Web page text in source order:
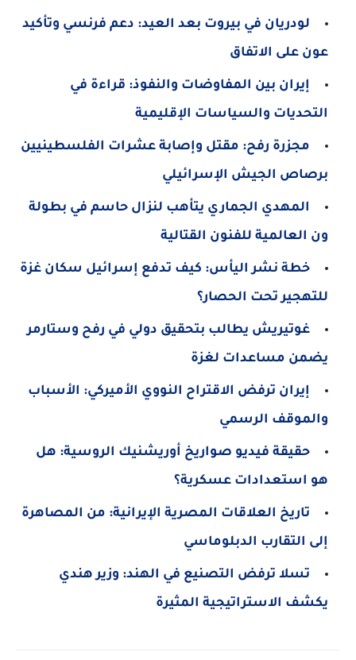
لودريان في بيروت بعد العيد: دعم فرنسي وتأكيد
عون على الاتفاق
إيران بين المفاوضات والنفوذ: قراءة في
التحديات والسياسات الإقليمية
مجزرة رفح: مقتل وإصابة عشرات الفلسطينيين
برصاص الجيش الإسرائيلي
المهدي الجماري يتأهب لنزال حاسم في بطولة
ون العالمية للفنون القتالية
خطة نشر اليأس: كيف تدفع إسرائيل سكان غزة
للتهجير تحت الحصار؟
غوتيريش يطالب بتحقيق دولي في رفح وستارمر
يضمن مساعدات لغزة
إيران ترفض الاقتراح النووي الأميركي: الأسباب
والموقف الرسمي
حقيقة فيديو صواريخ أوريشنيك الروسية: هل
هو استعدادات عسكرية؟
تاريخ العلاقات المصرية الإيرانية: من المصاهرة
إلى التقارب الدبلوماسي
تسلا ترفض التصنيع في الهند: وزير هندي
يكشف الاستراتيجية المثيرة